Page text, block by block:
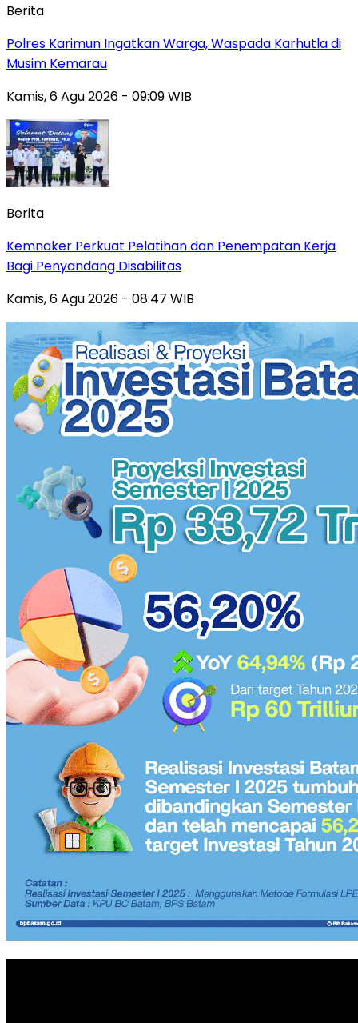
Berita
Polres Karimun Ingatkan Warga, Waspada Karhutla di
Musim Kemarau
Kamis, 6 Agu 2026 - 09:09 WIB
Berita
Kemnaker Perkuat Pelatihan dan Penempatan Kerja
Bagi Penyandang Disabilitas
Kamis, 6 Agu 2026 - 08:47 WIB